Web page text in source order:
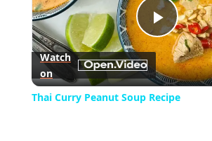
Play
Video
Watch
on
Thai Curry Peanut Soup Recipe